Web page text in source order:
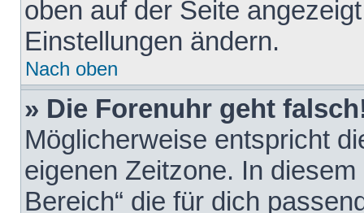
oben auf der Seite
Einstellungen ändern.
Nach oben
» Die Forenuhr geht
Möglicherweise entspricht
eigenen Zeitzone. In
Bereich“ die für dich